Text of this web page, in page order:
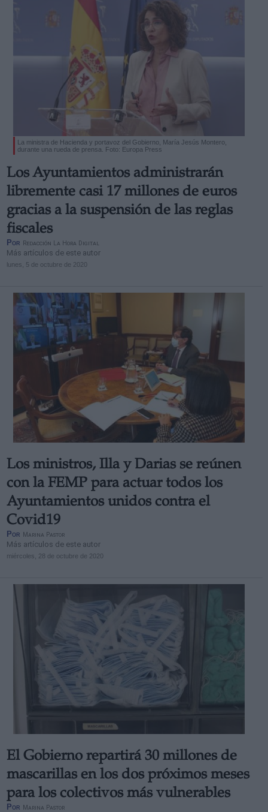
La ministra de Hacienda y portavoz del Gobierno, María Jesús Montero,
durante una rueda de prensa. Foto: Europa Press
Los Ayuntamientos administrarán
libremente casi 17 millones de euros
gracias a la suspensión de las reglas
fiscales
Por Redacción La Hora Digital
Más artículos de este autor
lunes, 5 de octubre de 2020
Los ministros, Illa y Darias se reúnen
con la FEMP para actuar todos los
Ayuntamientos unidos contra el
Covid19
Por Marina Pastor
Más artículos de este autor
miércoles, 28 de octubre de 2020
El Gobierno repartirá 30 millones de
mascarillas en los dos próximos meses
para los colectivos más vulnerables
Por Marina Pastor